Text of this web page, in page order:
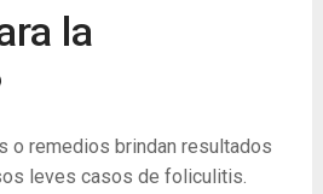
la
o remedios brindan resultados
leves casos de foliculitis.